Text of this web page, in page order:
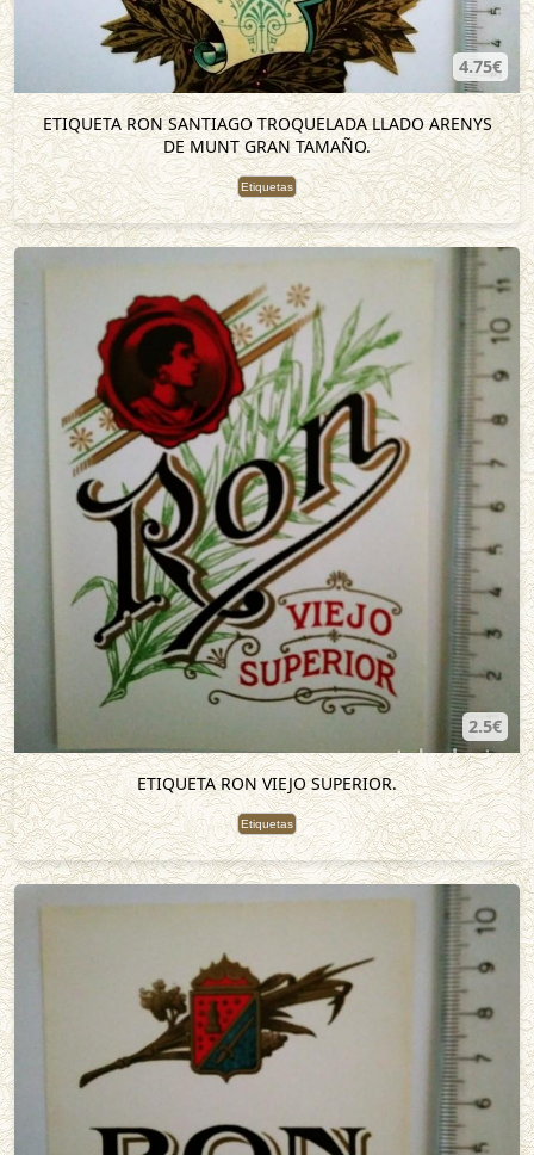
4.75€
ETIQUETA RON SANTIAGO TROQUELADA LLADO ARENYS
DE MUNT GRAN TAMAÑO.
Etiquetas
2.5€
ETIQUETA RON VIEJO SUPERIOR.
Etiquetas